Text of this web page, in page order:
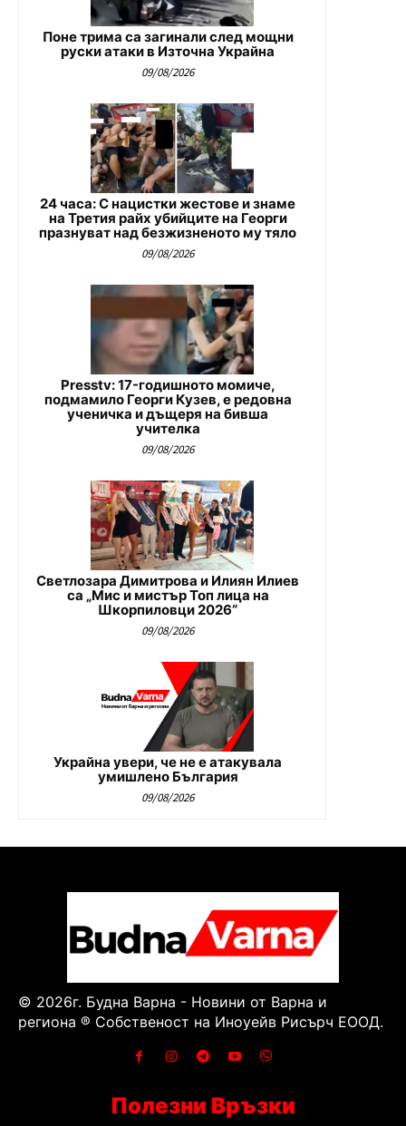
Поне трима са загинали след мощни
руски атаки в Източна Украйна
09/08/2026
24 часа: С нацистки жестове и знаме
на Третия райх убийците на Георги
празнуват над безжизненото му тяло
09/08/2026
Presstv: 17-годишното момиче,
подмамило Георги Кузев, е редовна
ученичка и дъщеря на бивша
учителка
09/08/2026
Светлозара Димитрова и Илиян Илиев
са „Мис и мистър Топ лица на
Шкорпиловци 2026“
09/08/2026
Украйна увери, че не е атакувала
умишлено България
09/08/2026
© 2026г. Будна Варна - Новини от Варна и
региона ® Собственост на Иноуейв Рисърч ЕООД.
Полезни Връзки